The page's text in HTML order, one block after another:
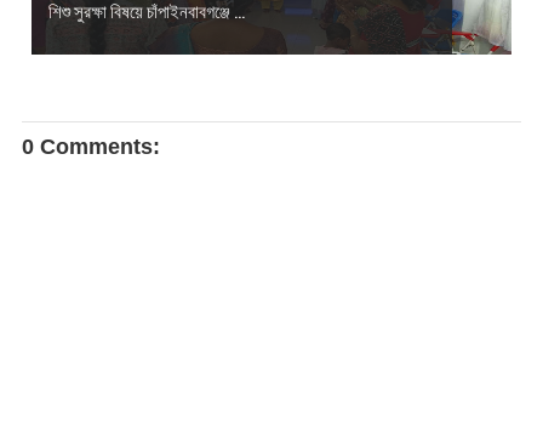
শিশু সুরক্ষা বিষয়ে চাঁপাইনবাবগঞ্জে ...
0 Comments: